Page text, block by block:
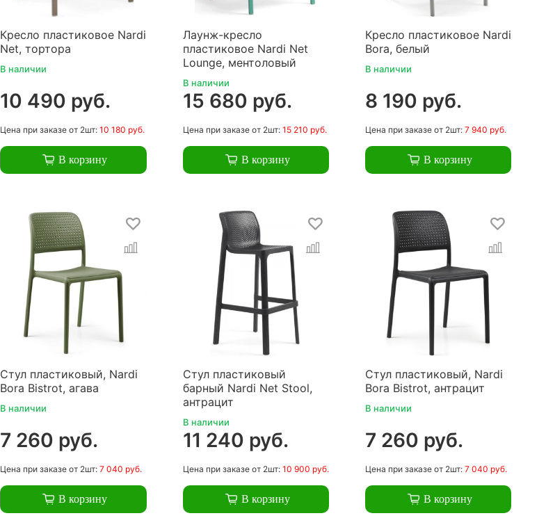
Кресло пластиковое Nardi
Net, тортора
В наличии
10 490 руб.
Цена при заказе от 2шт:10 180 руб.
В корзину
Лаунж-кресло
пластиковое Nardi Net
Lounge, ментоловый
В наличии
15 680 руб.
Цена при заказеот 2шт: 15 210 руб.
В корзину
Кресло пластиковое Nardi
Bora, белый
В наличии
8 190 руб.
Цена при заказеот 2шт: 7 940 руб.
В корзину
Стул пластиковый, Nardi
Bora Bistrot, агава
В наличии
7 260 руб.
Цена при заказе от 2шт:7 040 руб.
В корзину
Стул пластиковый
барный Nardi Net Stool,
антрацит
В наличии
11 240 руб.
Цена при заказеот 2шт: 10 900 руб.
В корзину
Стул пластиковый, Nardi
Bora Bistrot, антрацит
В наличии
7 260 руб.
Цена при заказеот 2шт: 7 040 руб.
В корзину